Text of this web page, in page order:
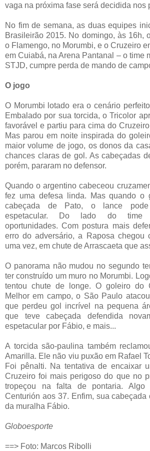
vaga na próxima fase será decidida nos
No fim de semana, as duas equipes
Brasileirão 2015. No domingo, às 16h,
o Flamengo, no Morumbi, e o Cruzeiro
em Cuiabá, na Arena Pantanal – o time
STJD, cumpre perda de mando de
O jogo
O Morumbi lotado era o cenário
Embalado por sua torcida, o Tricolor
favorável e partiu para cima do
Mas parou em noite inspirada do
maior volume de jogo, os donos da
chances claras de gol. As cabeçadas
porém, pararam no defensor.
Quando o argentino cabeceou
fez uma defesa linda. Mas quando o
cabeçada de Pato, o lance pode
espetacular. Do lado do time
oportunidades. Com postura mais
erro do adversário, a Raposa chegou
uma vez, em chute de Arrascaeta que
O panorama não mudou no segundo
ter construído um muro no Morumbi.
tentou chute de longe. O goleiro do
Melhor em campo, o São Paulo
que perdeu gol incrível na pequena
que teve cabeçada defendida
espetacular por Fábio, e mais...
A torcida são-paulina também
Amarilla. Ele não viu puxão em Rafael
Foi pênalti. Na tentativa de encaixar
Cruzeiro foi mais perigoso do que no
tropeçou na falta de pontaria.
Centurión aos 37. Enfim, sua cabeçada
da muralha Fábio.
Globoesporte
==> Foto: Marcos Ribolli